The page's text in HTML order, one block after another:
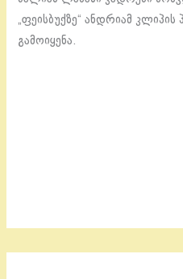
„ფეისბუქზე“ ანდრიამ
გამოიყენა.